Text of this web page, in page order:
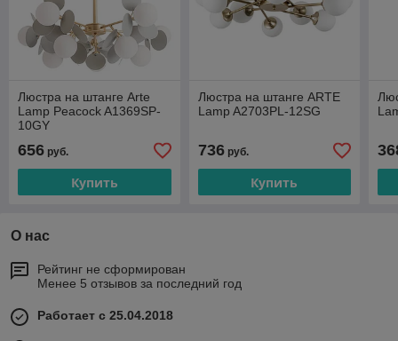
Люстра на штанге Arte
Lamp Peacock A1369SP-
10GY
656 руб.
Купить
Люстра на штанге ARTE
Lamp A2703PL-12SG
736руб.
Купить
О нас
Рейтинг не сформирован
Менее 5 отзывов за последний год
Работает с 25.04.2018